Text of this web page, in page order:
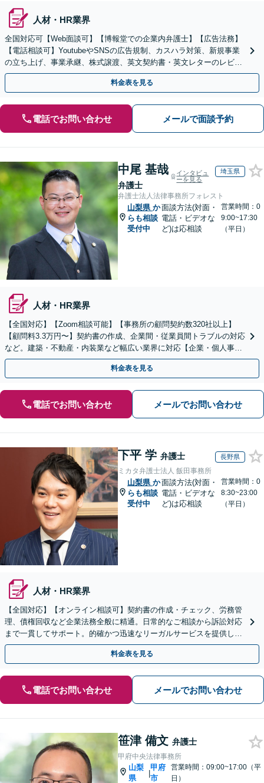
人材・HR業界
全国対応可【Web面談可】【博報堂での企業内弁護士】【広告法務】
【電話相談可】YoutubeやSNSの広告規制、カスハラ対策、新規事業
の立ち上げ、事業承継、株式譲渡、英文契約書・英文レターのレビュ
ー・ドラフトなどに対応。
料金表を見る
電話でお問い合わせ メールで面談予約
中尾 基哉
弁護士
インタビュ
ーを見る
埼玉県
弁護士法人法律事務所フォレスト
山梨県 か
らも相談
受付中
面談方法(対面・
電話・ビデオな
ど)は応相談
営業時間：0
9:00~17:30
（平日）
人材・HR業界
【全国対応】【Zoom相談可能】【事務所の顧問契約数320社以上】
【顧問料3.3万円〜】契約書の作成、企業間・従業員間トラブルの対応
など。建築・不動産・内装業など幅広い業界に対応【企業・個人事業
主の方初回面談無料】
料金表を見る
電話でお問い合わせ メールでお問い合わせ
下平 学 弁護士 長野県
ミカタ弁護士法人 飯田事務所
山梨県 か
らも相談
受付中
面談方法(対面・
電話・ビデオな
ど)は応相談
営業時間：0
8:30~23:00
（平日）
人材・HR業界
【全国対応】【オンライン相談可】契約書の作成・チェック、労務管
理、債権回収など企業法務全般に精通。日常的なご相談から訴訟対応
まで一貫してサポート。的確かつ迅速なリーガルサービスを提供しま
す。【初回相談無料】【休日・夜間相談可】
料金表を見る
電話でお問い合わせ メールでお問い合わせ
笹津 備文 弁護士
甲府中央法律事務所
山梨
県
|
甲府
市
営業時間：09:00~17:00（平
日）